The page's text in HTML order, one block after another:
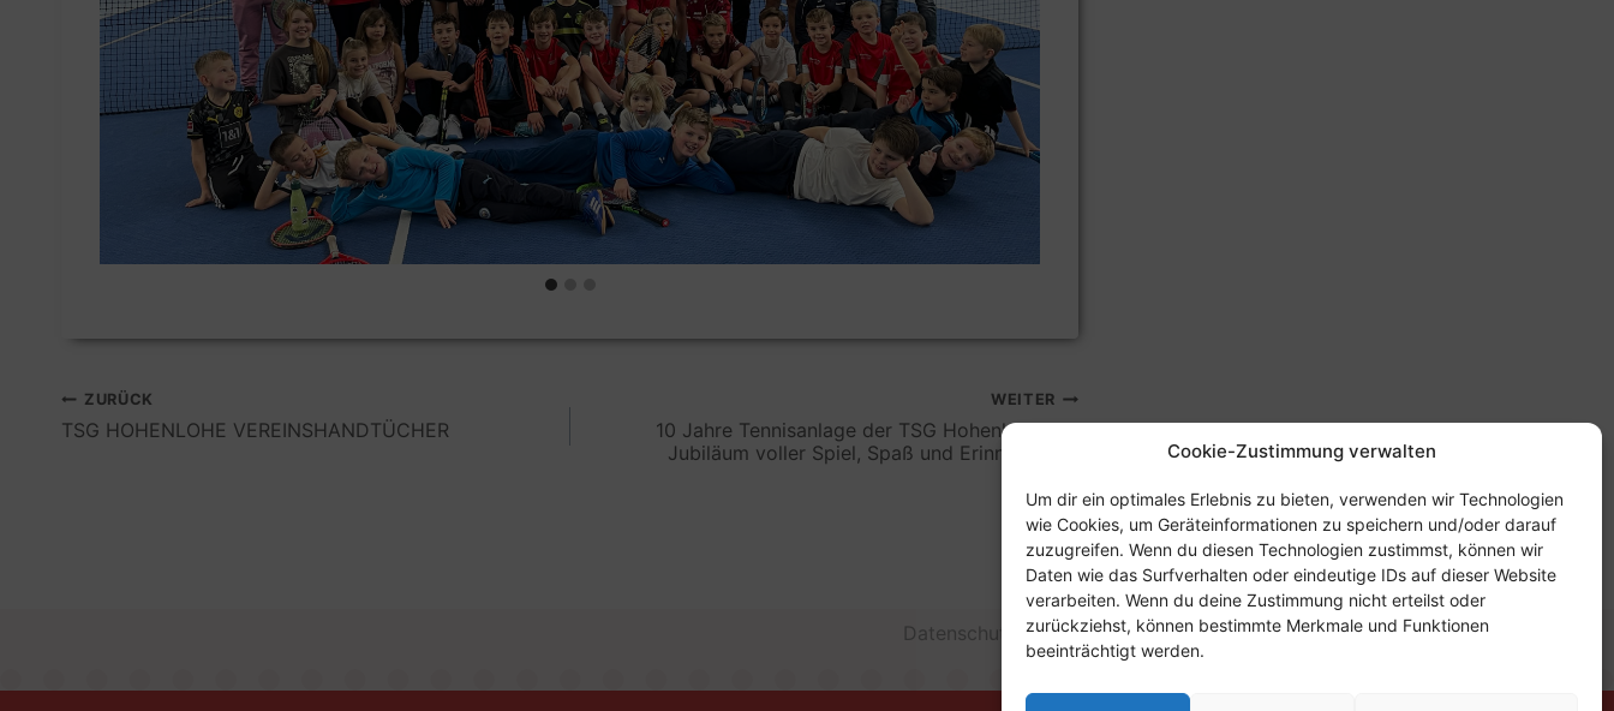
Cookie-Zustimmung verwalten
Um dir ein optimales Erlebnis zu bieten, verwenden wir Technologien
wie Cookies, um Geräteinformationen zu speichern und/oder darauf
zuzugreifen. Wenn du diesen Technologien zustimmst, können wir
Daten wie das Surfverhalten oder eindeutige IDs auf dieser Website
verarbeiten. Wenn du deine Zustimmung nicht erteilst oder
zurückziehst, können bestimmte Merkmale und Funktionen
beeinträchtigt werden.
Beitragsnavigation
ZURÜCK
TSG HOHENLOHE VEREINSHANDTÜCHER
WEITER
10 Jahre Tennisanlage der TSG Hohenlohe: Ein
Jubiläum voller Spiel, Spaß und Erinnerungen
Datenschutzerklärung Impressum Kontakt Cookie-Richtlinie (EU)